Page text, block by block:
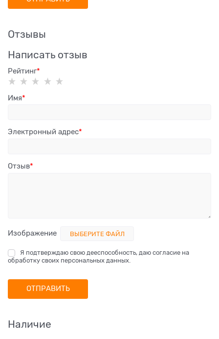
Отзывы
Написать отзыв
Рейтинг
Имя
Электронный адрес
Отзыв
Изображение ВЫБЕРИТЕ ФАЙЛ
Я подтверждаю свою дееспособность, даю согласие на
обработку своих персональных данных.
Наличие